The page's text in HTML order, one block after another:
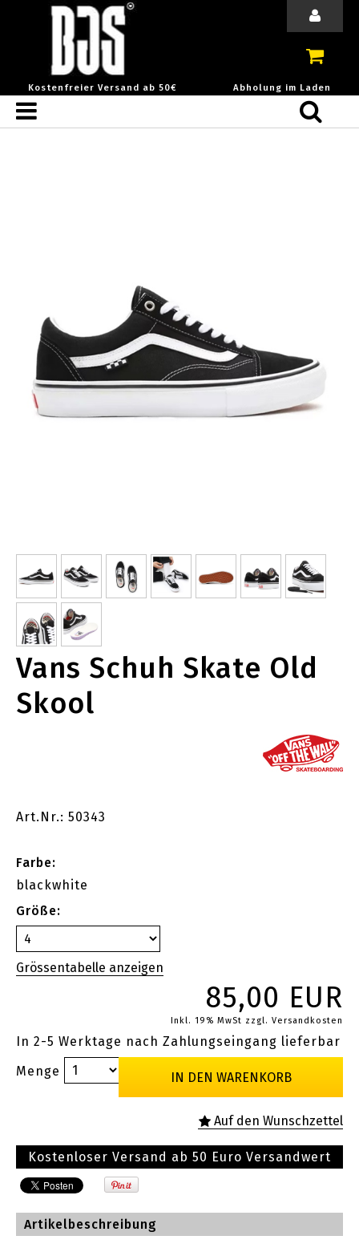
Kostenfreier Versand ab 50€ Abholung im Laden
Vans Schuh Skate Old
Skool
Art.Nr.: 50343
Farbe:
blackwhite
Größe:
85,00 EUR
Inkl. 19% MwSt zzgl. Versandkosten
In 2-5 Werktage nach Zahlungseingang lieferbar
Menge
Kostenloser Versand ab 50 Euro Versandwert
Artikelbeschreibung